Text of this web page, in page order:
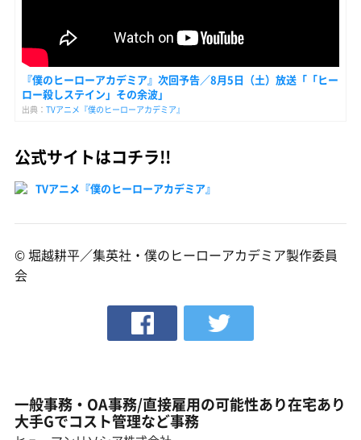
『僕のヒーローアカデミア』次回予告／8月5日（土）放送「「ヒー
ロー殺しステイン」その余波」
出典： TVアニメ『僕のヒーローアカデミア』
公式サイトはコチラ!!
TVアニメ『僕のヒーローアカデミア』
© 堀越耕平／集英社・僕のヒーローアカデミア製作委員
会
一般事務・OA事務/直接雇用の可能性あり在宅あり
大手Gでコスト管理など事務